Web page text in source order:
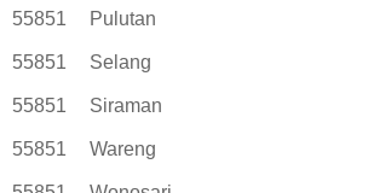
55851 Pulutan
55851 Selang
55851 Siraman
55851 Wareng